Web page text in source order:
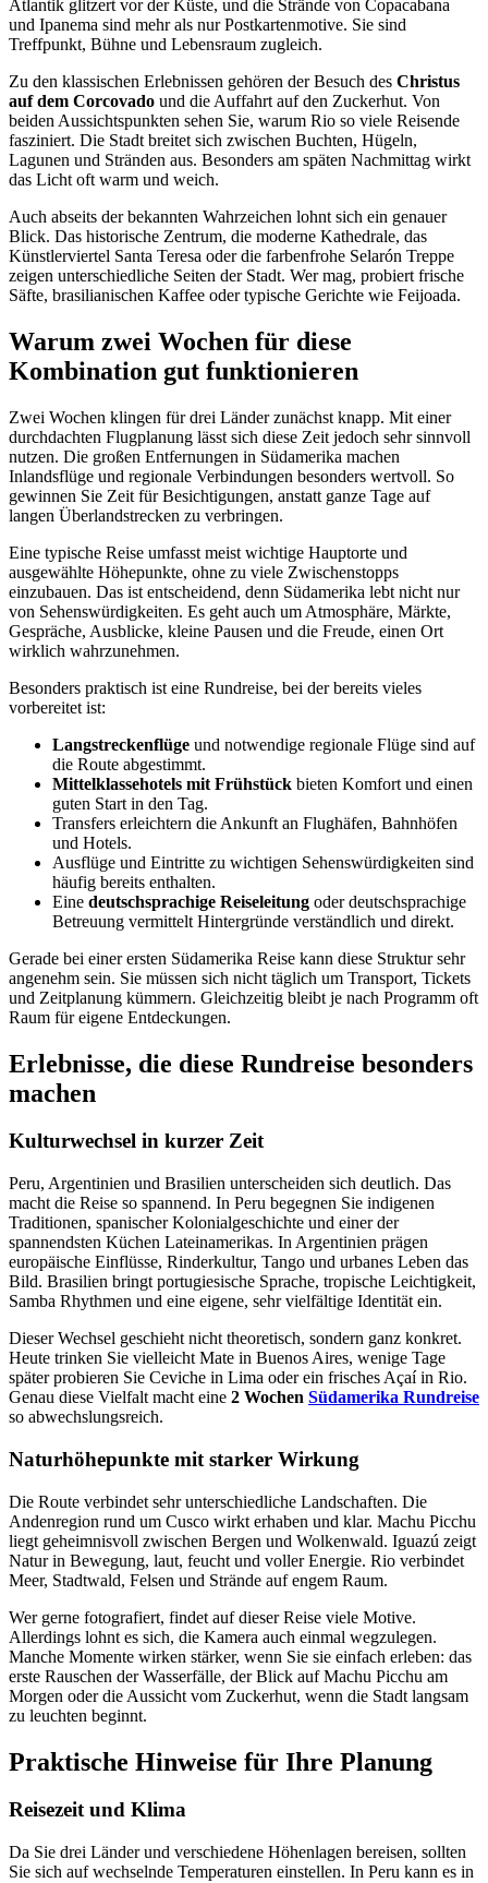
Atlantik glitzert vor der Küste, und die Strände von Copacabana
und Ipanema sind mehr als nur Postkartenmotive. Sie sind
Treffpunkt, Bühne und Lebensraum zugleich.
Zu den klassischen Erlebnissen gehören der Besuch des Christus
auf dem Corcovado und die Auffahrt auf den Zuckerhut. Von
beiden Aussichtspunkten sehen Sie, warum Rio so viele Reisende
fasziniert. Die Stadt breitet sich zwischen Buchten, Hügeln,
Lagunen und Stränden aus. Besonders am späten Nachmittag wirkt
das Licht oft warm und weich.
Auch abseits der bekannten Wahrzeichen lohnt sich ein genauer
Blick. Das historische Zentrum, die moderne Kathedrale, das
Künstlerviertel Santa Teresa oder die farbenfrohe Selarón Treppe
zeigen unterschiedliche Seiten der Stadt. Wer mag, probiert frische
Säfte, brasilianischen Kaffee oder typische Gerichte wie Feijoada.
Warum zwei Wochen für diese
Kombination gut funktionieren
Zwei Wochen klingen für drei Länder zunächst knapp. Mit einer
durchdachten Flugplanung lässt sich diese Zeit jedoch sehr sinnvoll
nutzen. Die großen Entfernungen in Südamerika machen
Inlandsflüge und regionale Verbindungen besonders wertvoll. So
gewinnen Sie Zeit für Besichtigungen, anstatt ganze Tage auf
langen Überlandstrecken zu verbringen.
Eine typische Reise umfasst meist wichtige Hauptorte und
ausgewählte Höhepunkte, ohne zu viele Zwischenstopps
einzubauen. Das ist entscheidend, denn Südamerika lebt nicht nur
von Sehenswürdigkeiten. Es geht auch um Atmosphäre, Märkte,
Gespräche, Ausblicke, kleine Pausen und die Freude, einen Ort
wirklich wahrzunehmen.
Besonders praktisch ist eine Rundreise, bei der bereits vieles
vorbereitet ist:
Langstreckenflüge und notwendige regionale Flüge sind auf
die Route abgestimmt.
Mittelklassehotels mit Frühstück bieten Komfort und einen
guten Start in den Tag.
Transfers erleichtern die Ankunft an Flughäfen, Bahnhöfen
und Hotels.
Ausflüge und Eintritte zu wichtigen Sehenswürdigkeiten sind
häufig bereits enthalten.
Eine deutschsprachige Reiseleitung oder deutschsprachige
Betreuung vermittelt Hintergründe verständlich und direkt.
Gerade bei einer ersten Südamerika Reise kann diese Struktur sehr
angenehm sein. Sie müssen sich nicht täglich um Transport, Tickets
und Zeitplanung kümmern. Gleichzeitig bleibt je nach Programm oft
Raum für eigene Entdeckungen.
Erlebnisse, die diese Rundreise besonders
machen
Kulturwechsel in kurzer Zeit
Peru, Argentinien und Brasilien unterscheiden sich deutlich. Das
macht die Reise so spannend. In Peru begegnen Sie indigenen
Traditionen, spanischer Kolonialgeschichte und einer der
spannendsten Küchen Lateinamerikas. In Argentinien prägen
europäische Einflüsse, Rinderkultur, Tango und urbanes Leben das
Bild. Brasilien bringt portugiesische Sprache, tropische Leichtigkeit,
Samba Rhythmen und eine eigene, sehr vielfältige Identität ein.
Dieser Wechsel geschieht nicht theoretisch, sondern ganz konkret.
Heute trinken Sie vielleicht Mate in Buenos Aires, wenige Tage
später probieren Sie Ceviche in Lima oder ein frisches Açaí in Rio.
Genau diese Vielfalt macht eine 2 Wochen Südamerika Rundreise
so abwechslungsreich.
Naturhöhepunkte mit starker Wirkung
Die Route verbindet sehr unterschiedliche Landschaften. Die
Andenregion rund um Cusco wirkt erhaben und klar. Machu Picchu
liegt geheimnisvoll zwischen Bergen und Wolkenwald. Iguazú zeigt
Natur in Bewegung, laut, feucht und voller Energie. Rio verbindet
Meer, Stadtwald, Felsen und Strände auf engem Raum.
Wer gerne fotografiert, findet auf dieser Reise viele Motive.
Allerdings lohnt es sich, die Kamera auch einmal wegzulegen.
Manche Momente wirken stärker, wenn Sie sie einfach erleben: das
erste Rauschen der Wasserfälle, der Blick auf Machu Picchu am
Morgen oder die Aussicht vom Zuckerhut, wenn die Stadt langsam
zu leuchten beginnt.
Praktische Hinweise für Ihre Planung
Reisezeit und Klima
Da Sie drei Länder und verschiedene Höhenlagen bereisen, sollten
Sie sich auf wechselnde Temperaturen einstellen. In Peru kann es in